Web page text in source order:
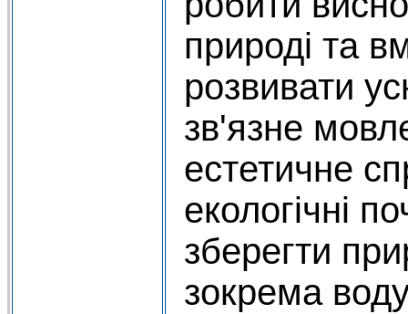
природі та
розвивати
зв'язне
естетичне
екологічні
зберегти
зокрема